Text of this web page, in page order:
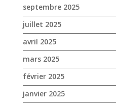
janvier 2025
décembre 2024
novembre 2024
octobre 2024
septembre 2024
août 2024